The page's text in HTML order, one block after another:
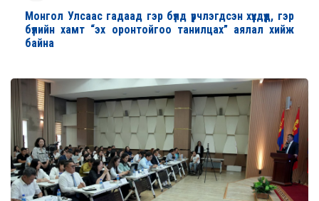
Монгол Улсаас гадаад гэр бүлд үрчлэгдсэн хүүхдүүд, гэр
бүлийн хамт “эх оронтойгоо танилцах” аялал хийж
байна